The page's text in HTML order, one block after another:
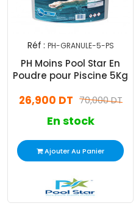
Réf : PH-GRANULE-5-PS
PH Moins Pool Star En
Poudre pour Piscine 5Kg
70,000 DT
26,900 DT
En stock
Ajouter Au Panier